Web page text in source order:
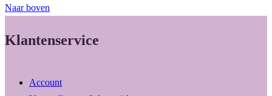
Naar boven
Klantenservice
Account